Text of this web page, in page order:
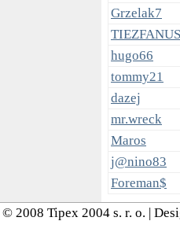
Grzelak7
hugo66
tommy21
dazej
mr.wreck
Maros
j@nino83
Foreman$
© 2008 Tipex 2004 s. r. o. |